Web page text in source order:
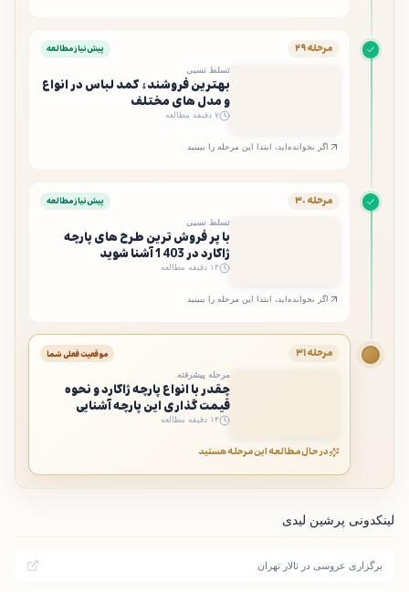
مرحله ۲۹ پیش‌نیاز مطالعه
تسلط نسبی
بهترین فروشندۀ کمد لباس در انواع
و مدل ‌های مختلف
۷ دقیقه مطالعه
اگر نخوانده‌اید، ابتدا این مرحله را ببینید
مرحله ۳۰ پیش‌نیاز مطالعه
تسلط نسبی
با پر فروش ترین طرح های پارچه
ژاکارد در 1403 آشنا شوید
۱۴ دقیقه مطالعه
اگر نخوانده‌اید، ابتدا این مرحله را ببینید
مرحله ۳۱ موقعیت فعلی شما
مرحله پیشرفته
چقدر با انواع پارچه ژاکارد و نحوه
قیمت گذاری این پارچه آشنایی
دارید؟
۱۴ دقیقه مطالعه
در حال مطالعه این مرحله هستید
لینکدونی پرشین لیدی
برگزاری عروسی در تالار تهران